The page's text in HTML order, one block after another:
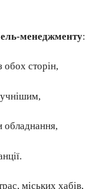
менеджменту:
обох сторін,
обладнання,
міських хабів,